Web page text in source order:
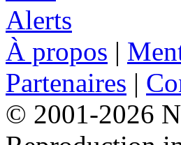
À propos |
Partenaires |
© 2001-2026